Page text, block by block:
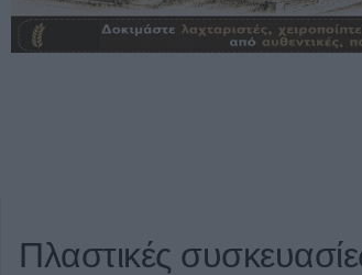
Πλαστικές